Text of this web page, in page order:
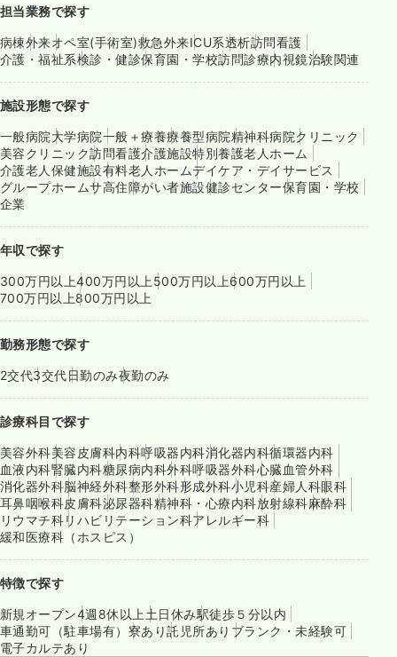
担当業務で探す
病棟外来オペ室(手術室)救急外来ICU系透析訪問看護
介護・福祉系検診・健診保育園・学校訪問診療内視鏡治験関連
施設形態で探す
一般病院大学病院一般＋療養療養型病院精神科病院クリニック
美容クリニック訪問看護介護施設特別養護老人ホーム
介護老人保健施設有料老人ホームデイケア・デイサービス
グループホームサ高住障がい者施設健診センター保育園・学校
企業
年収で探す
300万円以上400万円以上 500万円以上600万円以上
700万円以上800万円以上
勤務形態で探す
2交代3交代日勤のみ夜勤のみ
診療科目で探す
美容外科美容皮膚科内科呼吸器内科消化器内科循環器内科
血液内科腎臓内科糖尿病内科外科呼吸器外科心臓血管外科
消化器外科脳神経外科整形外科形成外科小児科産婦人科眼科
耳鼻咽喉科皮膚科泌尿器科精神科・心療内科放射線科麻酔科
リウマチ科リハビリテーション科アレルギー科
緩和医療科（ホスピス）
特徴で探す
新規オープン4週8休以上 土日休み駅徒歩５分以内
車通勤可（駐車場有） 寮あり託児所あり ブランク・未経験可
電子カルテあり